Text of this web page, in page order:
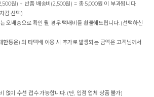
원) + 반품 배송비(2,500원) = 총 5,000원 이 부과됩니다.
감 선택)
오배송으로 확인 될 경우 택배비를 환불해드립니다. (선택하신
한통운) 외 타택배 이용 시 추가로 발생되는 금액은 고객님께서
없이 수선 접수 가능합니다. (단, 입점 업체 상품 불가)